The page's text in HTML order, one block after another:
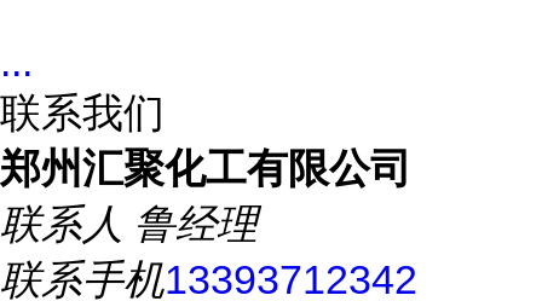
...
联系我们
郑州汇聚化工有限公司
联系人 鲁经理
联系手机13393712342